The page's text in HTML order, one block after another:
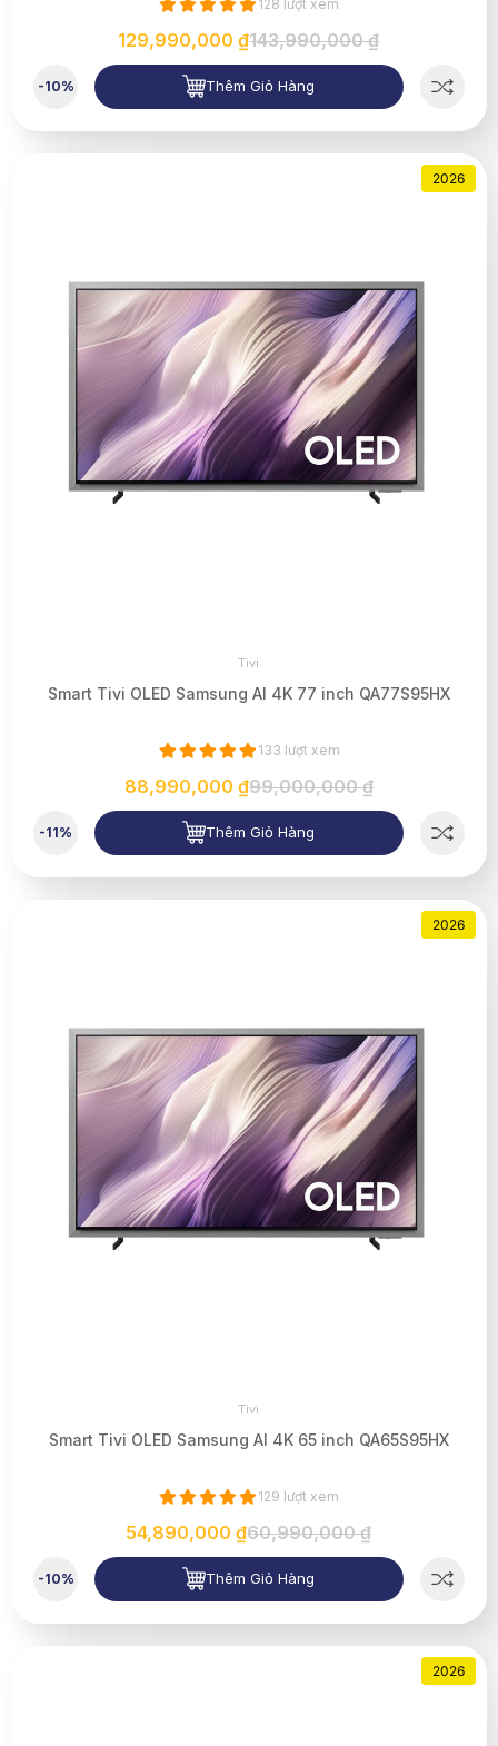
128 lượt xem
129,990,000 ₫143,990,000 ₫
-10% Thêm Giỏ Hàng
2026
Tivi
Smart Tivi OLED Samsung AI 4K 77 inch QA77S95HX
133 lượt xem
88,990,000 ₫99,000,000 ₫
-11% Thêm Giỏ Hàng
2026
Tivi
Smart Tivi OLED Samsung AI 4K 65 inch QA65S95HX
129 lượt xem
54,890,000 ₫60,990,000 ₫
-10% Thêm Giỏ Hàng
2026